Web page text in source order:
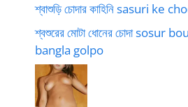
শ্বাশুড়ি চোদার কাহিনি sasuri ke
শ্বশুরের মোটা ধোনের চোদা sosur
bangla golpo